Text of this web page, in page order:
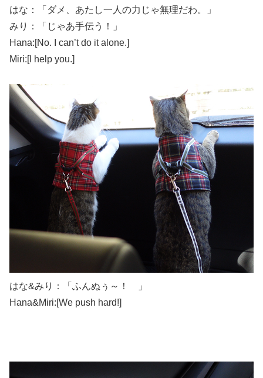
はな：「ダメ、あたし一人の力じゃ無理だわ。」
みり：「じゃあ手伝う！」
Hana:[No. I can’t do it alone.]
Miri:[I help you.]
はな&みり：「ふんぬぅ～！ 」
Hana&Miri:[We push hard!]